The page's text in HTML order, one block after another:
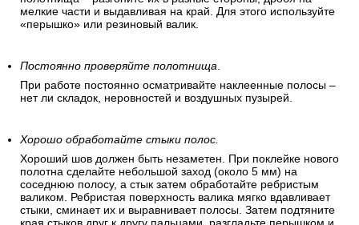
мелкие части и выдавливая на край. Для этого используйте
«перышко» или резиновый валик.
Постоянно проверяйте полотнища.
При работе постоянно осматривайте наклеенные полосы –
нет ли складок, неровностей и воздушных пузырей.
Хорошо обработайте стыки полос.
Хороший шов должен быть незаметен. При поклейке нового
полотна сделайте небольшой заход (около 5 мм) на
соседнюю полосу, а стык затем обработайте ребристым
валиком. Ребристая поверхность валика мягко вдавливает
стыки, сминает их и выравнивает полосы. Затем подтяните